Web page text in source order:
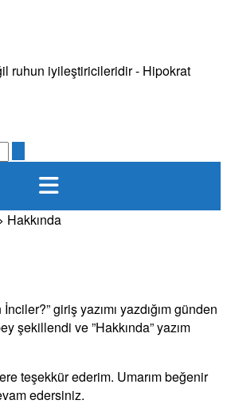
ruhun iyileştiricileridir - Hipokrat
Hakkında
giriş yazımı yazdığım günden
şekillendi ve ”Hakkında” yazım
teşekkür ederim. Umarım beğenir
edersiniz.